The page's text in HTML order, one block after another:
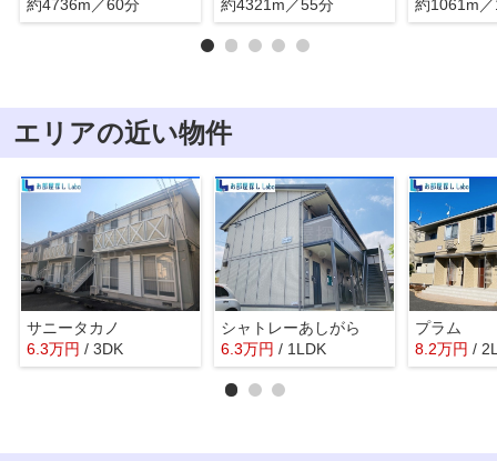
約4736m／60分
約4321m／55分
約1061m
エリアの近い物件
サニータカノ
6.3万円 / 3DK
シャトレーあしがら
6.3万円 / 1LDK
プラム
8.2万円 /